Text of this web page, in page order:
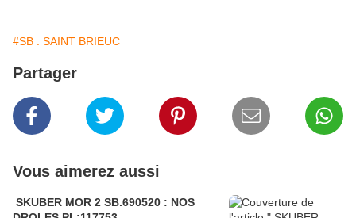
#SB : SAINT BRIEUC
Partager
Vous aimerez aussi
SKUBER MOR 2 SB.690520 : NOS